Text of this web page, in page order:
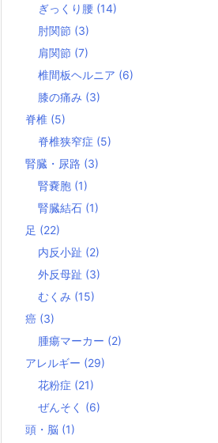
ぎっくり腰 (14)
肘関節 (3)
肩関節 (7)
椎間板ヘルニア (6)
膝の痛み (3)
脊椎 (5)
脊椎狭窄症 (5)
腎臓・尿路 (3)
腎嚢胞 (1)
腎臓結石 (1)
足 (22)
内反小趾 (2)
外反母趾 (3)
むくみ (15)
癌 (3)
腫瘍マーカー (2)
アレルギー (29)
花粉症 (21)
ぜんそく (6)
頭・脳 (1)